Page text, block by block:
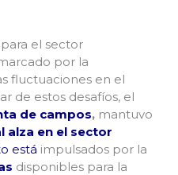
el sector
por la
fluctuaciones en el
de estos desafíos, el
de campos, mantuvo
alza en el sector
está impulsados por la
disponibles para la